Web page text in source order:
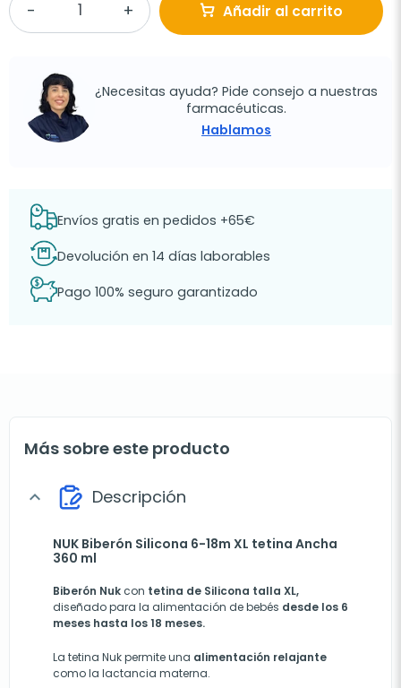
Añadir al carrito
¿Necesitas ayuda? Pide consejo a nuestras
farmacéuticas.
Hablamos
Envíos gratis en pedidos +65€
Devolución en 14 días laborables
Pago 100% seguro garantizado
Más sobre este producto
expand_more Descripción
NUK Biberón Silicona 6-18m XL tetina Ancha
360 ml
Biberón Nuk con tetina de Silicona talla XL,
diseñado para la alimentación de bebés desde los 6
meses hasta los 18 meses.
La tetina Nuk permite una alimentación relajante
como la lactancia materna.